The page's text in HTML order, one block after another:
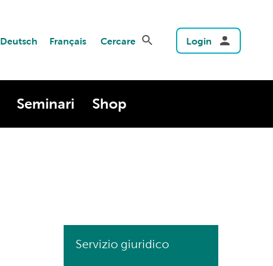
Deutsch Français Cercare Login
Seminari Shop
Servizio giuridico